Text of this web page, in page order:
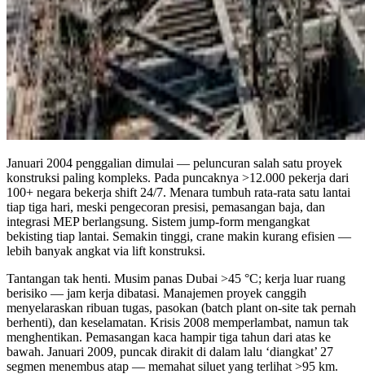
Januari 2004 penggalian dimulai — peluncuran salah satu proyek
konstruksi paling kompleks. Pada puncaknya >12.000 pekerja dari
100+ negara bekerja shift 24/7. Menara tumbuh rata-rata satu lantai
tiap tiga hari, meski pengecoran presisi, pemasangan baja, dan
integrasi MEP berlangsung. Sistem jump-form mengangkat
bekisting tiap lantai. Semakin tinggi, crane makin kurang efisien —
lebih banyak angkat via lift konstruksi.
Tantangan tak henti. Musim panas Dubai >45 °C; kerja luar ruang
berisiko — jam kerja dibatasi. Manajemen proyek canggih
menyelaraskan ribuan tugas, pasokan (batch plant on-site tak pernah
berhenti), dan keselamatan. Krisis 2008 memperlambat, namun tak
menghentikan. Pemasangan kaca hampir tiga tahun dari atas ke
bawah. Januari 2009, puncak dirakit di dalam lalu ‘diangkat’ 27
segmen menembus atap — memahat siluet yang terlihat >95 km.